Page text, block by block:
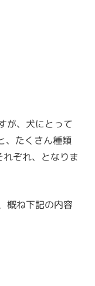
が、犬にとって
、たくさん種類
ぞれ、となりま
概ね下記の内容